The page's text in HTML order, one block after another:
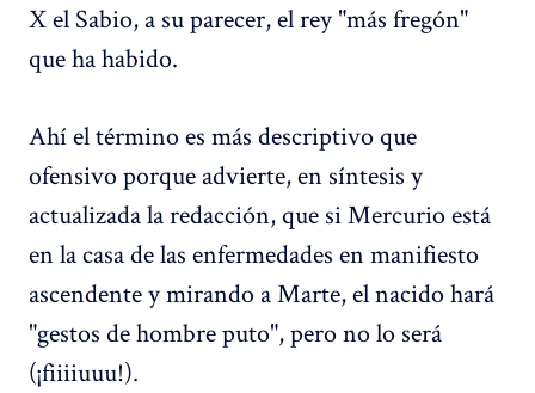
X el Sabio, a su parecer, el rey "más fregón"
que ha habido.
Ahí el término es más descriptivo que
ofensivo porque advierte, en síntesis y
actualizada la redacción, que si Mercurio está
en la casa de las enfermedades en manifiesto
ascendente y mirando a Marte, el nacido hará
"gestos de hombre puto", pero no lo será
(¡fiiiiuuu!).